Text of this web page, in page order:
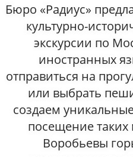
Бюро «Радиус»
культурно-
экскурсии по
иностранных
отправиться на
или выбрать
создаем
посещение таких
Воробьевы